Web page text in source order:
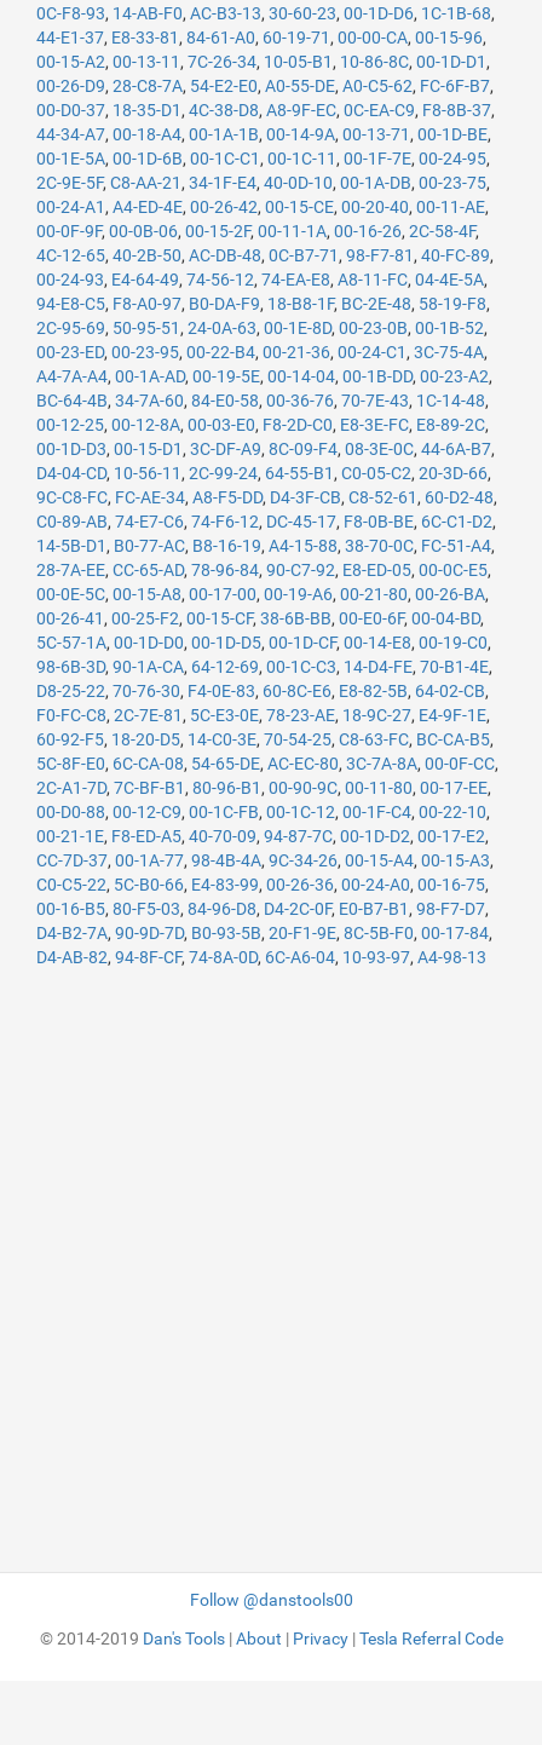
0C-F8-93, 14-AB-F0, AC-B3-13, 30-60-23, 00-1D-D6, 1C-1B-68,
44-E1-37, E8-33-81 , 84-61-A0, 60-19-71 , 00-00-CA, 00-15-96,
00-15-A2, 00-13-11 , 7C-26-34, 10-05-B1 , 10-86-8C, 00-1D-D1 ,
00-26-D9, 28-C8-7A, 54-E2-E0, A0-55-DE, A0-C5-62, FC-6F-B7,
00-D0-37, 18-35-D1 , 4C-38-D8, A8-9F-EC, 0C-EA-C9, F8-8B-37,
44-34-A7, 00-18-A4, 00-1A-1B, 00-14-9A, 00-13-71 , 00-1D-BE,
00-1E-5A, 00-1D-6B, 00-1C-C1 , 00-1C-11 , 00-1F-7E, 00-24-95,
2C-9E-5F, C8-AA-21 , 34-1F-E4, 40-0D-10, 00-1A-DB, 00-23-75,
00-24-A1 , A4-ED-4E, 00-26-42, 00-15-CE, 00-20-40, 00-11-AE,
00-0F-9F, 00-0B-06, 00-15-2F, 00-11-1A, 00-16-26, 2C-58-4F,
4C-12-65, 40-2B-50, AC-DB-48, 0C-B7-71 , 98-F7-81 , 40-FC-89,
00-24-93, E4-64-49, 74-56-12, 74-EA-E8, A8-11-FC, 04-4E-5A,
94-E8-C5, F8-A0-97, B0-DA-F9, 18-B8-1F, BC-2E-48, 58-19-F8,
2C-95-69, 50-95-51 , 24-0A-63, 00-1E-8D, 00-23-0B, 00-1B-52,
00-23-ED, 00-23-95, 00-22-B4, 00-21-36, 00-24-C1 , 3C-75-4A,
A4-7A-A4, 00-1A-AD, 00-19-5E, 00-14-04, 00-1B-DD, 00-23-A2,
BC-64-4B, 34-7A-60, 84-E0-58, 00-36-76, 70-7E-43, 1C-14-48,
00-12-25, 00-12-8A, 00-03-E0, F8-2D-C0, E8-3E-FC, E8-89-2C,
00-1D-D3, 00-15-D1 , 3C-DF-A9, 8C-09-F4, 08-3E-0C, 44-6A-B7,
D4-04-CD, 10-56-11 , 2C-99-24, 64-55-B1 , C0-05-C2, 20-3D-66,
9C-C8-FC, FC-AE-34, A8-F5-DD, D4-3F-CB, C8-52-61 , 60-D2-48,
C0-89-AB, 74-E7-C6, 74-F6-12, DC-45-17, F8-0B-BE, 6C-C1-D2,
14-5B-D1 , B0-77-AC, B8-16-19, A4-15-88, 38-70-0C, FC-51-A4,
28-7A-EE, CC-65-AD, 78-96-84, 90-C7-92, E8-ED-05, 00-0C-E5,
00-0E-5C, 00-15-A8, 00-17-00, 00-19-A6, 00-21-80, 00-26-BA,
00-26-41 , 00-25-F2, 00-15-CF, 38-6B-BB, 00-E0-6F, 00-04-BD,
5C-57-1A, 00-1D-D0, 00-1D-D5, 00-1D-CF, 00-14-E8, 00-19-C0,
98-6B-3D, 90-1A-CA, 64-12-69, 00-1C-C3, 14-D4-FE, 70-B1-4E,
D8-25-22, 70-76-30, F4-0E-83, 60-8C-E6, E8-82-5B, 64-02-CB,
F0-FC-C8, 2C-7E-81 , 5C-E3-0E, 78-23-AE, 18-9C-27, E4-9F-1E,
60-92-F5, 18-20-D5, 14-C0-3E, 70-54-25, C8-63-FC, BC-CA-B5,
5C-8F-E0, 6C-CA-08, 54-65-DE, AC-EC-80, 3C-7A-8A, 00-0F-CC,
2C-A1-7D, 7C-BF-B1 , 80-96-B1 , 00-90-9C, 00-11-80, 00-17-EE,
00-D0-88, 00-12-C9, 00-1C-FB, 00-1C-12, 00-1F-C4, 00-22-10,
00-21-1E, F8-ED-A5, 40-70-09, 94-87-7C, 00-1D-D2, 00-17-E2,
CC-7D-37, 00-1A-77, 98-4B-4A, 9C-34-26, 00-15-A4, 00-15-A3,
C0-C5-22, 5C-B0-66, E4-83-99, 00-26-36, 00-24-A0, 00-16-75,
00-16-B5, 80-F5-03, 84-96-D8, D4-2C-0F, E0-B7-B1 , 98-F7-D7,
D4-B2-7A, 90-9D-7D, B0-93-5B, 20-F1-9E, 8C-5B-F0, 00-17-84,
D4-AB-82, 94-8F-CF, 74-8A-0D, 6C-A6-04, 10-93-97, A4-98-13
Follow @danstools00
© 2014-2019 Dan's Tools|About | Privacy|Tesla Referral Code